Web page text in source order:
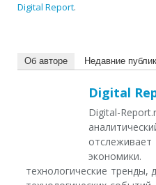
Digital Report.
Об авторе Недавние
Digital
Digital-
технологические тренды,